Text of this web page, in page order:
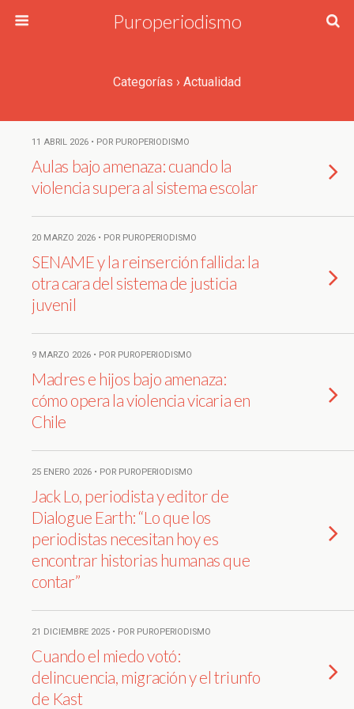
Puroperiodismo
Categorías › Actualidad
11 ABRIL 2026 • POR PUROPERIODISMO
Aulas bajo amenaza: cuando la
violencia supera al sistema escolar
20 MARZO 2026 • POR PUROPERIODISMO
SENAME y la reinserción fallida: la
otra cara del sistema de justicia
juvenil
9 MARZO 2026 • POR PUROPERIODISMO
Madres e hijos bajo amenaza:
cómo opera la violencia vicaria en
Chile
25 ENERO 2026 • POR PUROPERIODISMO
Jack Lo, periodista y editor de
Dialogue Earth: “Lo que los
periodistas necesitan hoy es
encontrar historias humanas que
contar”
21 DICIEMBRE 2025 • POR PUROPERIODISMO
Cuando el miedo votó:
delincuencia, migración y el triunfo
de Kast